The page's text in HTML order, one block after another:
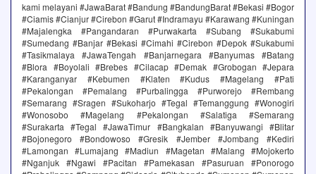
kami melayani #JawaBarat #Bandung #BandungBarat #Bekasi #Bogor
#Ciamis #Cianjur #Cirebon #Garut #Indramayu #Karawang #Kuningan
#Majalengka #Pangandaran #Purwakarta #Subang #Sukabumi
#Sumedang #Banjar #Bekasi #Cimahi #Cirebon #Depok #Sukabumi
#Tasikmalaya #JawaTengah #Banjarnegara #Banyumas #Batang
#Blora #Boyolali #Brebes #Cilacap #Demak #Grobogan #Jepara
#Karanganyar #Kebumen #Klaten #Kudus #Magelang #Pati
#Pekalongan #Pemalang #Purbalingga #Purworejo #Rembang
#Semarang #Sragen #Sukoharjo #Tegal #Temanggung #Wonogiri
#Wonosobo #Magelang #Pekalongan #Salatiga #Semarang
#Surakarta #Tegal #JawaTimur #Bangkalan #Banyuwangi #Blitar
#Bojonegoro #Bondowoso #Gresik #Jember #Jombang #Kediri
#Lamongan #Lumajang #Madiun #Magetan #Malang #Mojokerto
#Nganjuk #Ngawi #Pacitan #Pamekasan #Pasuruan #Ponorogo